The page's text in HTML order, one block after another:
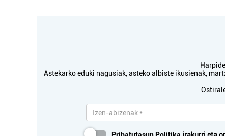
Astekarko eduki nagusiak, asteko albiste ikusienak,